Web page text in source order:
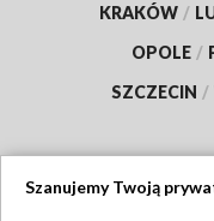
KRAKÓW /
OPOLE /
SZCZECIN /
Szanujemy Twoją